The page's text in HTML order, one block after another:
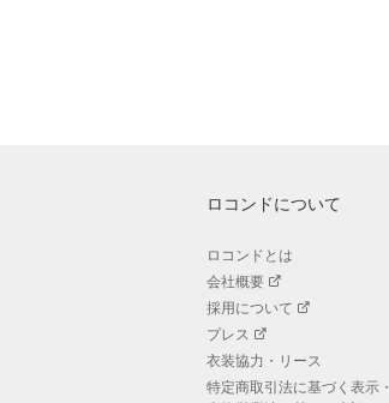
ロコンドについて
ロコンドとは
会社概要
採用について
プレス
衣装協力・リース
特定商取引法に基づく表示・